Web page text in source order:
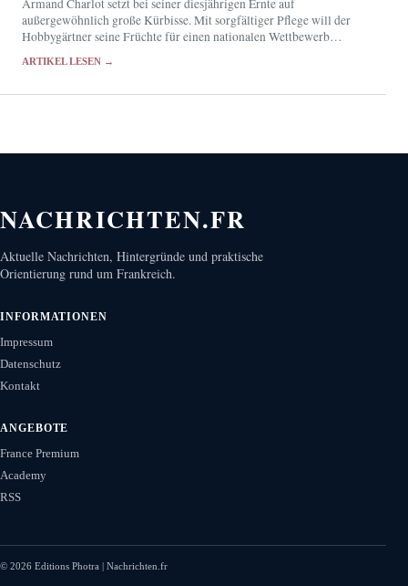
Armand Charlot setzt bei seiner diesjährigen Ernte auf
außergewöhnlich große Kürbisse. Mit sorgfältiger Pflege will der
Hobbygärtner seine Früchte für einen nationalen Wettbewerb
ARTIKEL LESEN →
NACHRICHTEN.FR
Aktuelle Nachrichten, Hintergründe und praktische
Orientierung rund um Frankreich.
INFORMATIONEN
Impressum
Datenschutz
Kontakt
ANGEBOTE
France Premium
Academy
RSS
© 2026 Editions Photra | Nachrichten.fr